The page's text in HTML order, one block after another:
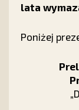
lata
Poniżej